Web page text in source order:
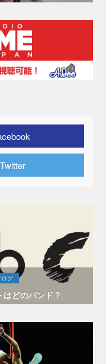
ログ
どのバンド？